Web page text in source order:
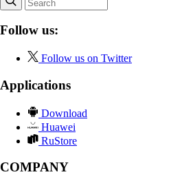
Follow us:
Follow us on Twitter
Applications
Download
Huawei
RuStore
COMPANY